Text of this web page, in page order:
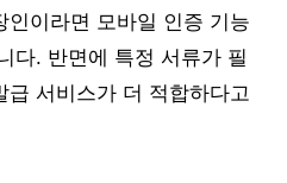
인이라면 모바일 인증 기능
다. 반면에 특정 서류가 필
급 서비스가 더 적합하다고